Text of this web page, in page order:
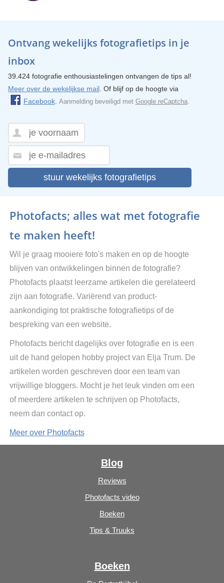
Ontvang wekelijks fotografietips in je
inbox
39.424 fotografie enthousiastelingen ontvangen de tips al!
Meer over de wekelijkse mail. Of blijf op de hoogte via
Facebook. Aanmelding beveiligd met Google reCaptcha.
stuur wekelijks fotografietips
Photofacts; alles wat met fotografie
te maken heeft!
Wil je graag mooiere foto's maken en op de hoogte
blijven van ontwikkelingen binnen de fotografie?
Photofacts plaatst leerzame artikelen die gerelateerd
zijn aan fotografie. Variërend van product-
aankondiging tot praktische fotografietips of de
bespreking van een website.
Photofacts bericht dagelijks over fotografie en is een
uit de hand gelopen hobby project van Elja Trum. De
artikelen worden geschreven door een team van
vrijwillige bloggers. Mocht je het leuk vinden om een
of meerdere artikelen te schrijven op Photofacts,
neem dan contact op.
Meer over Photofacts
Blog
Reviews
Photofacts video
Boeken
Tips & Truuks
Boeken